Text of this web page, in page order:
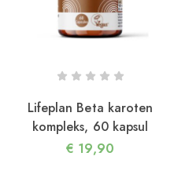
Lifeplan Beta karoten
kompleks, 60 kapsul
€ 19,90